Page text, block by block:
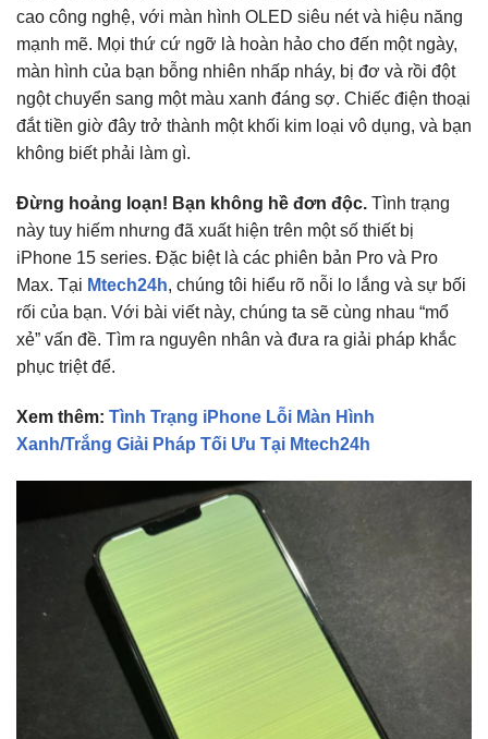
cao công nghệ, với màn hình OLED siêu nét và hiệu năng
mạnh mẽ. Mọi thứ cứ ngỡ là hoàn hảo cho đến một ngày,
màn hình của bạn bỗng nhiên nhấp nháy, bị đơ và rồi đột
ngột chuyển sang một màu xanh đáng sợ. Chiếc điện thoại
đắt tiền giờ đây trở thành một khối kim loại vô dụng, và bạn
không biết phải làm gì.
Đừng hoảng loạn! Bạn không hề đơn độc. Tình trạng
này tuy hiếm nhưng đã xuất hiện trên một số thiết bị
iPhone 15 series. Đặc biệt là các phiên bản Pro và Pro
Max. Tại Mtech24h, chúng tôi hiểu rõ nỗi lo lắng và sự bối
rối của bạn. Với bài viết này, chúng ta sẽ cùng nhau “mổ
xẻ” vấn đề. Tìm ra nguyên nhân và đưa ra giải pháp khắc
phục triệt để.
Xem thêm: Tình Trạng iPhone Lỗi Màn Hình
Xanh/Trắng Giải Pháp Tối Ưu Tại Mtech24h